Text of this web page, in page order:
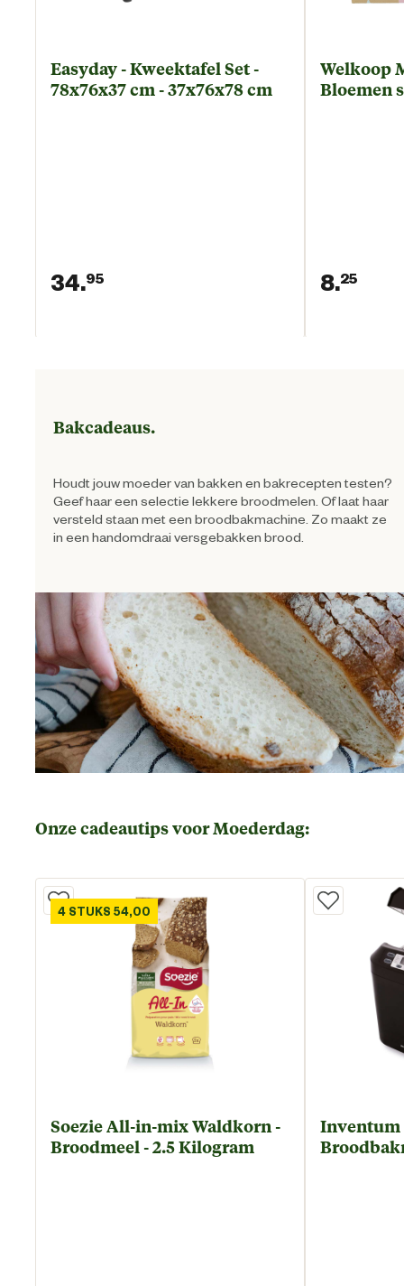
Easyday - Kweektafel Set -
78x76x37 cm - 37x76x78 cm
34.95
Huidige prijs € 34,95
Welkoop
Bloemen
8.25
Bakcadeaus.
Houdt jouw moeder van bakken en bakrecepten testen?
Geef haar een selectie lekkere broodmelen. Of laat haar
versteld staan met een broodbakmachine. Zo maakt ze
in een handomdraai versgebakken brood.
Onze cadeautips voor Moederdag:
4 STUKS 54,00
Soezie All-in-mix Waldkorn -
Broodmeel - 2.5 Kilogram
Inventum